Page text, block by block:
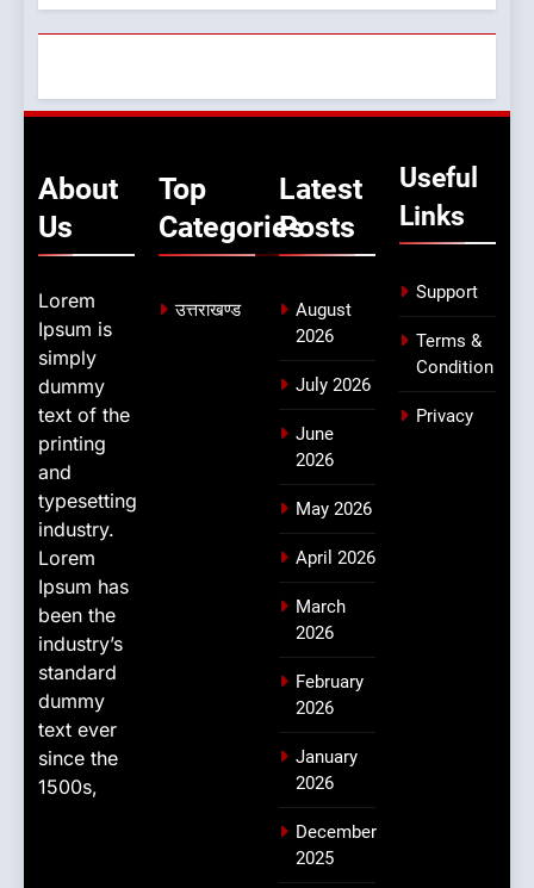
About
Us
Lorem
Ipsum is
simply
dummy
text of the
printing
and
typesetting
industry.
Lorem
Ipsum has
been the
industry’s
standard
dummy
text ever
since the
1500s,
Top
Categories
उत्तराखण्ड
Latest
Posts
August
2026
July 2026
June
2026
May 2026
April 2026
March
2026
February
2026
January
2026
December
2025
Useful
Links
Support
Terms &
Condition
Privacy